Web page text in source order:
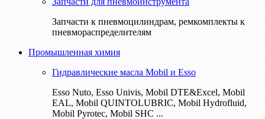
Запчасти к пневмоцилиндрам, ремкомплекты к
пневмораспределителям
Промышленная химия
Гидравлические масла Mobil и Esso
Esso Nuto, Esso Univis, Mobil DTE&Excel, Mobil
EAL, Mobil QUINTOLUBRIC, Mobil Hydrofluid,
Mobil Pyrotec, Mobil SHC ...